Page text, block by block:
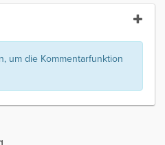
um die Kommentarfunktion